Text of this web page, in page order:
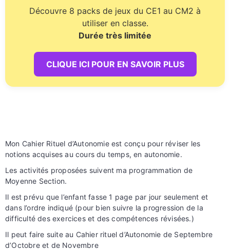
Découvre 8 packs de jeux du CE1 au CM2 à
utiliser en classe.
Durée très limitée
CLIQUE ICI POUR EN SAVOIR PLUS
Mon Cahier Rituel d’Autonomie est conçu pour réviser les
notions acquises au cours du temps, en autonomie.
Les activités proposées suivent ma programmation de
Moyenne Section.
Il est prévu que l’enfant fasse 1 page par jour seulement et
dans l’ordre indiqué (pour bien suivre la progression de la
difficulté des exercices et des compétences révisées.)
Il peut faire suite au Cahier rituel d’Autonomie de Septembre
d’Octobre et de Novembre